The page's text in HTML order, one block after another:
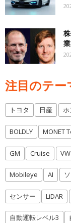
注目のテー
トヨタ 日産 ホ
BOLDLY MONET
GM Cruise VW
Mobileye AI
センサー LiDAR
自動運転レベル3